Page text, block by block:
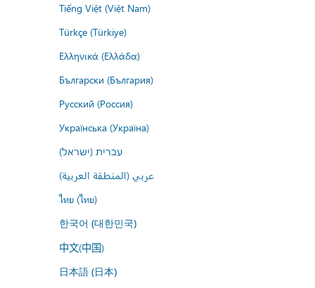
Tiếng Việt (Việt Nam)
Türkçe (Türkiye)
Ελληνικά (Ελλάδα)
Български (България)
Русский (Россия)
Українська (Україна)
עברית (ישראל)
عربي (المنطقة العربية)
ไทย (ไทย)
한국어 (대한민국)
中文(中国)
日本語 (日本)